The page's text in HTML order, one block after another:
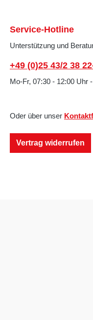
Service-Hotline
Unterstützung und
+49 (0)25 43/2 38
Mo-Fr, 07:30 - 12:00 Uhr
Oder über unser
Vertrag widerrufen